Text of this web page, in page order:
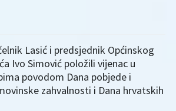
Lasić i predsjednik Općinskog
Ivo Simović položili vijenac u
povodom Dana pobjede i
zahvalnosti i Dana hrvatskih